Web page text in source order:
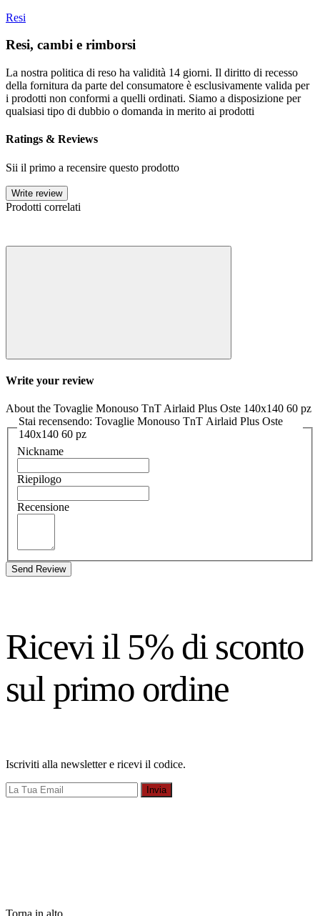
Resi
Resi, cambi e rimborsi
La nostra politica di reso ha validità 14 giorni. Il diritto di recesso
della fornitura da parte del consumatore è esclusivamente valida per
i prodotti non conformi a quelli ordinati. Siamo a disposizione per
qualsiasi tipo di dubbio o domanda in merito ai prodotti
Ratings & Reviews
Sii il primo a recensire questo prodotto
Write review
Prodotti correlati
Write your review
About the Tovaglie Monouso TnT Airlaid Plus Oste 140x140 60 pz
Stai recensendo: Tovaglie Monouso TnT Airlaid Plus Oste
140x140 60 pz
Nickname
Riepilogo
Recensione
Send Review
Ricevi il 5% di sconto
sul primo ordine
Iscriviti alla newsletter e ricevi il codice.
Invia
Torna in alto